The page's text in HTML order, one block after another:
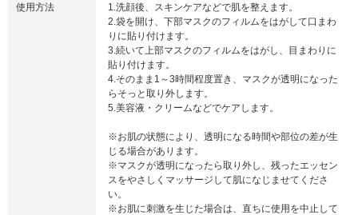
使用方法
1.洗顔後、スキンケアなどで肌を整えます。
2.袋を開け、下部マスクのフィルムをはがして口まわ
りに貼り付けます。
3.続いて上部マスクのフィルムをはがし、目まわりに
貼り付けます。
4.そのまま1～3時間程度置き、マスクが透明になった
らそっと取り外します。
5.美容液・クリームなどでケアします。
※お肌の状態により、透明になる時間や部位の差が生
じる場合があります。
※マスクが透明になったら取り外し、残ったエッセン
スをやさしくマッサージして肌になじませてくださ
い。
※お肌に刺激を生じた場合は、直ちに使用を中止して